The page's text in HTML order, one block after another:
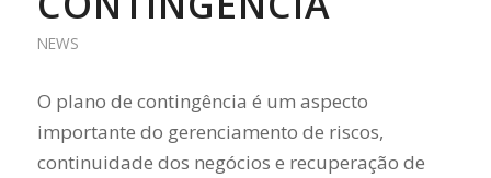
NEWS
O plano de contingência é um aspecto
importante do gerenciamento de riscos,
continuidade dos negócios e recuperação de